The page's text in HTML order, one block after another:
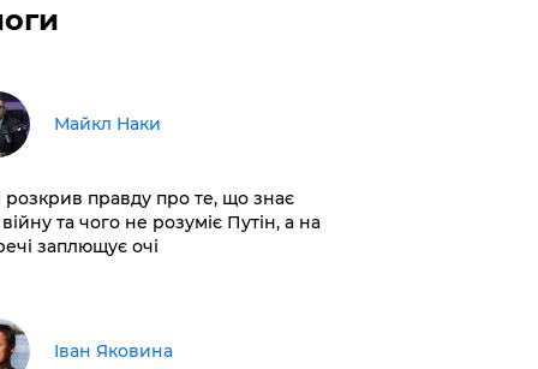
Майкл Наки
розкрив правду про те, що знає
та чого не розуміє Путін, а на
заплющує очі
Іван Яковина